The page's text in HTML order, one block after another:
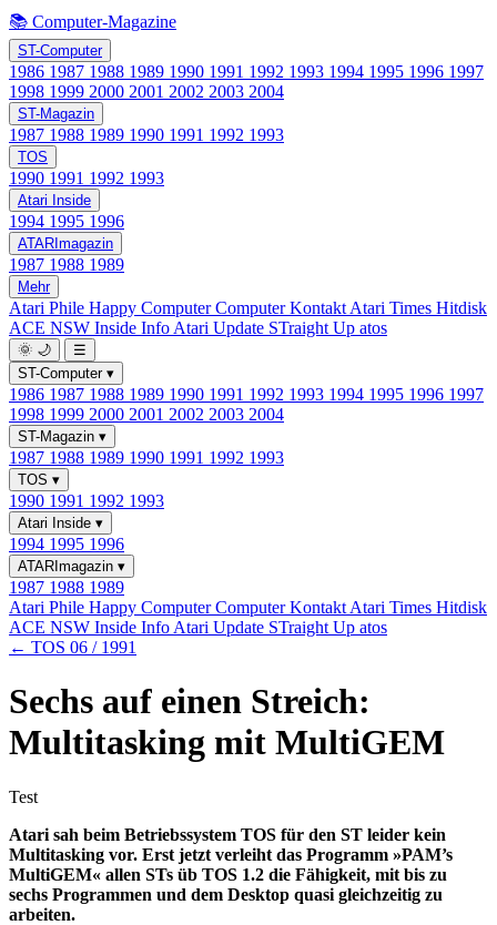
📚 Computer-Magazine
ST-Computer
1986 1987 1988 1989 1990 1991 1992 1993 1994 1995 1996 1997
1998 1999 2000 2001 2002 2003 2004
ST-Magazin
1987 1988 1989 1990 1991 1992 1993
TOS
1990 1991 1992 1993
Atari Inside
1994 1995 1996
ATARImagazin
1987 1988 1989
Mehr
Atari Phile Happy ComputerComputer Kontakt Atari Times Hitdisk
ACE NSW Inside Info Atari Update STraight Up atos
🌞 🌙
☰
ST-Computer ▾
1986 1987 1988 1989 1990 1991 1992 1993 1994 1995 1996 1997
1998 1999 2000 2001 2002 2003 2004
ST-Magazin ▾
1987 1988 1989 1990 1991 1992 1993
TOS ▾
1990 1991 1992 1993
Atari Inside ▾
1994 1995 1996
ATARImagazin ▾
1987 1988 1989
Atari Phile Happy ComputerComputer Kontakt Atari Times Hitdisk
ACE NSW Inside Info Atari Update STraight Up atos
← TOS 06 / 1991
Sechs auf einen Streich:
Multitasking mit MultiGEM
Test
Atari sah beim Betriebssystem TOS für den ST leider kein
Multitasking vor. Erst jetzt verleiht das Programm »PAM’s
MultiGEM« allen STs üb TOS 1.2 die Fähigkeit, mit bis zu
sechs Programmen und dem Desktop quasi gleichzeitig zu
arbeiten.